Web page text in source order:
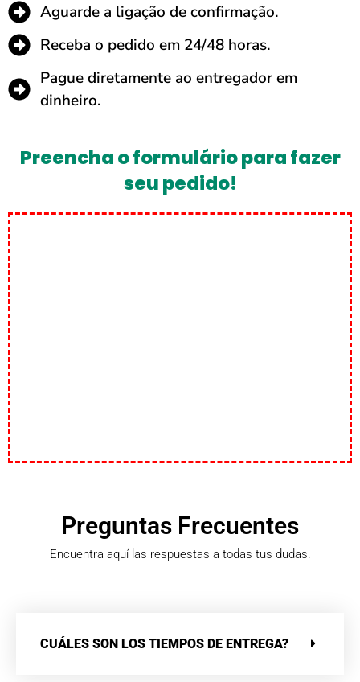
Aguarde a ligação de confirmação.
Receba o pedido em 24/48 horas.
Pague diretamente ao entregador em
dinheiro.
Preencha o formulário para fazer
seu pedido!
Preguntas Frecuentes
Encuentra aquí las respuestas a todas tus dudas.
CUÁLES SON LOS TIEMPOS DE ENTREGA?